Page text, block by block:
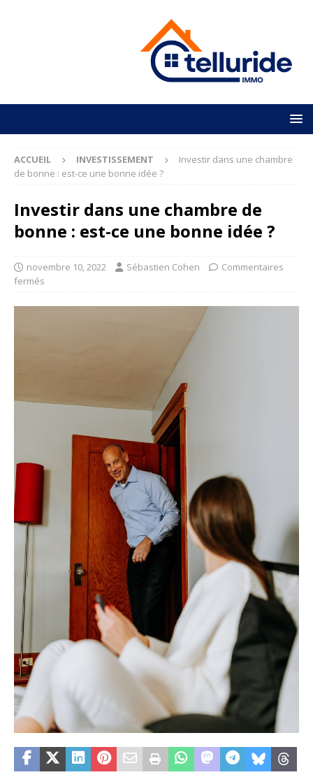
ACCUEIL INVESTISSEMENT
Investir dans une chambre
de bonne : est-ce une bonne idée ?
Investir dans une chambre de
bonne : est-ce une bonne idée ?
novembre 10, 2022 Sébastien Cohen
Commentaires
fermés